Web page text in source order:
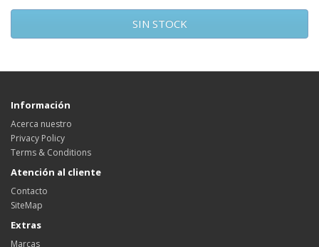
SIN STOCK
Información
Acerca nuestro
Privacy Policy
Terms & Conditions
Atención al cliente
Contacto
SiteMap
Extras
Marcas